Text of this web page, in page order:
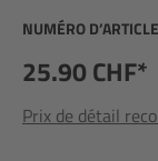
NUMÉRO
25.90 CHF*
Prix de détail